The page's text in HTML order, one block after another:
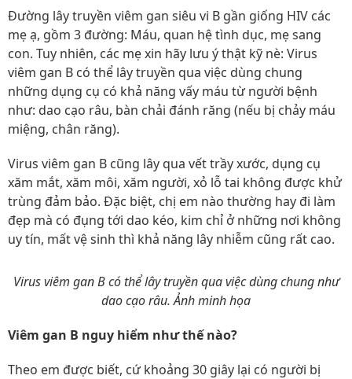
Đường lây truyền viêm gan siêu vi B gần giống HIV các
mẹ ạ, gồm 3 đường: Máu, quan hệ tình dục, mẹ sang
con. Tuy nhiên, các mẹ xin hãy lưu ý thật kỹ nè: Virus
viêm gan B có thể lây truyền qua việc dùng chung
những dụng cụ có khả năng vấy máu từ người bệnh
như: dao cạo râu, bàn chải đánh răng (nếu bị chảy máu
miệng, chân răng).
Virus viêm gan B cũng lây qua vết trầy xước, dụng cụ
xăm mắt, xăm môi, xăm người, xỏ lỗ tai không được khử
trùng đảm bảo. Đặc biệt, chị em nào thường hay đi làm
đẹp mà có đụng tới dao kéo, kim chỉ ở những nơi không
uy tín, mất vệ sinh thì khả năng lây nhiễm cũng rất cao.
Virus viêm gan B có thể lây truyền qua việc dùng chung như
dao cạo râu. Ảnh minh họa
Viêm gan B nguy hiểm như thế nào?
Theo em được biết, cứ khoảng 30 giây lại có người bị